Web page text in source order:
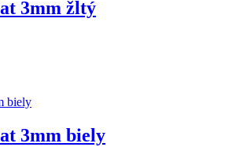
3mm žltý
3mm biely